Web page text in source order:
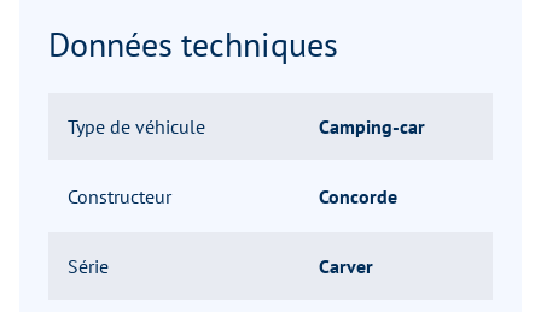
Données techniques
Type de véhicule Camping-car
Constructeur Concorde
Série Carver